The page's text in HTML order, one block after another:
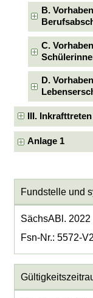
B.
C.
D.
III.
Anlage 1
Fundstelle und
SächsABl. 2022
Fsn-Nr.: 5572-